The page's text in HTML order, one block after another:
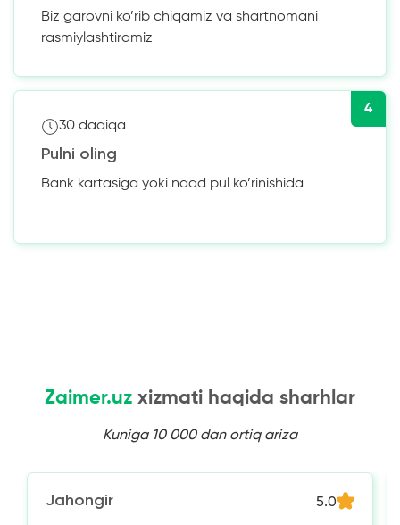
Biz garovni ko’rib chiqamiz va shartnomani
rasmiylashtiramiz
4
30 daqiqa
Pulni oling
Bank kartasiga yoki naqd pul ko’rinishida
Zaimer.uz xizmati haqida sharhlar
Kuniga 10 000 dan ortiq ariza
Jahongir 5.0